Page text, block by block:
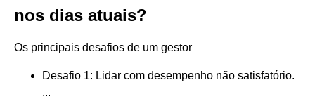
nos dias atuais?
Os principais desafios de um gestor
Desafio 1: Lidar com desempenho não satisfatório.
...